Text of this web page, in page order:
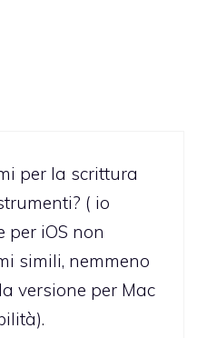
per la scrittura
( io
per iOS non
simili, nemmeno
versione per Mac